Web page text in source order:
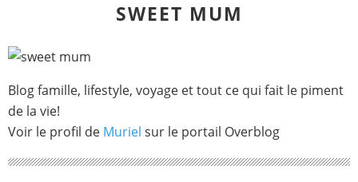
SWEET MUM
Blog famille, lifestyle, voyage et tout ce qui fait le piment
de la vie!
Voir le profil de Muriel sur le portail Overblog